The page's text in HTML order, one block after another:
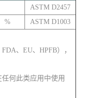
ASTM D2457
%
ASTM D1003
、EU、HPFB），
何此类应用中使用